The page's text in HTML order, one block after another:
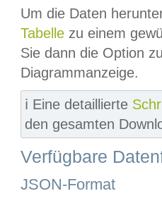
Um die Daten
Tabelle zu einem
Sie dann die Option
Diagrammanzeige.
ℹ️ Eine detaillierte
den gesamten
Verfügbare
JSON-Format